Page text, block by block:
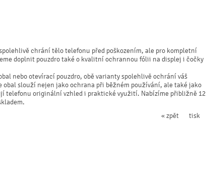
chrání tělo telefonu před poškozením, ale pro kompletní
doplnit pouzdro také o kvalitní ochrannou fólii na displej i čočky
nebo otevírací pouzdro, obě varianty spolehlivě ochrání váš
slouží nejen jako ochrana při běžném používání, ale také jako
telefonu originální vzhled i praktické využití. Nabízíme přibližně 12
tisk
« zpět